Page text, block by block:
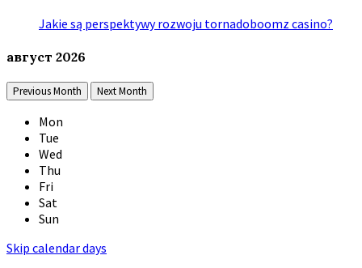
Jakie są perspektywy rozwoju tornadoboomz casino?
август 2026
Previous Month Next Month
Mon
Tue
Wed
Thu
Fri
Sat
Sun
Skip calendar days